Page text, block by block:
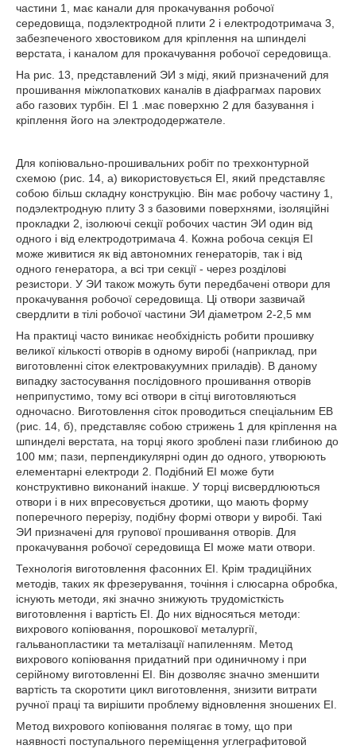
частини 1, має канали для прокачування робочої
середовища, подэлектродной плити 2 і електродотримача 3,
забезпеченого хвостовиком для кріплення на шпинделі
верстата, і каналом для прокачування робочої середовища.
На рис. 13, представлений ЭИ з міді, який призначений для
прошивання міжлопаткових каналів в діафрагмах парових
або газових турбін. ЕІ 1 .має поверхню 2 для базування і
кріплення його на электрододержателе.
Для копіювально-прошивальних робіт по трехконтурной
схемою (рис. 14, а) використовується ЕІ, який представляє
собою більш складну конструкцію. Він має робочу частину 1,
подэлектродную плиту 3 з базовими поверхнями, ізоляційні
прокладки 2, ізолюючі секції робочих частин ЭИ один від
одного і від електродотримача 4. Кожна робоча секція ЕІ
може живитися як від автономних генераторів, так і від
одного генератора, а всі три секції - через розділові
резистори. У ЭИ також можуть бути передбачені отвори для
прокачування робочої середовища. Ці отвори зазвичай
свердлити в тілі робочої частини ЭИ діаметром 2-2,5 мм
На практиці часто виникає необхідність робити прошивку
великої кількості отворів в одному виробі (наприклад, при
виготовленні сіток електровакуумних приладів). В даному
випадку застосування послідовного прошивання отворів
неприпустимо, тому всі отвори в сітці виготовляються
одночасно. Виготовлення сіток проводиться спеціальним ЕВ
(рис. 14, б), представляє собою стрижень 1 для кріплення на
шпинделі верстата, на торці якого зроблені пази глибиною до
100 мм; пази, перпендикулярні один до одного, утворюють
елементарні електроди 2. Подібний ЕІ може бути
конструктивно виконаний інакше. У торці висвердлюються
отвори і в них впресовується дротики, що мають форму
поперечного перерізу, подібну формі отвори у виробі. Такі
ЭИ призначені для групової прошивання отворів. Для
прокачування робочої середовища ЕІ може мати отвори.
Технологія виготовлення фасонних ЕІ. Крім традиційних
методів, таких як фрезерування, точіння і слюсарна обробка,
існують методи, які значно знижують трудомісткість
виготовлення і вартість ЕІ. До них відносяться методи:
вихрового копіювання, порошкової металургії,
гальванопластики та металізації напиленням. Метод
вихрового копіювання придатний при одиничному і при
серійному виготовленні ЕІ. Він дозволяє значно зменшити
вартість та скоротити цикл виготовлення, знизити витрати
ручної праці та вирішити проблему відновлення зношених ЕІ.
Метод вихрового копіювання полягає в тому, що при
наявності поступального переміщення углеграфитовой